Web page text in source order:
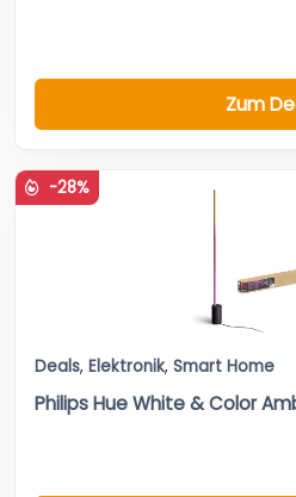
Zum
-28%
Deals, Elektronik, Smart Home
Philips Hue White & Color